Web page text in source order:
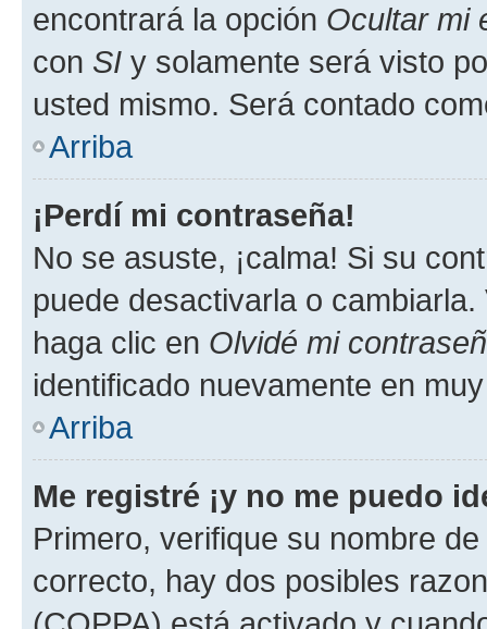
encontrará la opción Ocultar mi
con SI y solamente será visto
usted mismo. Será contado
Arriba
¡Perdí mi contraseña!
No se asuste, ¡calma! Si su
puede desactivarla o
haga clic en Olvidé mi
identificado nuevamente en
Arriba
Me registré ¡y no me puedo
Primero, verifique su nombre
correcto, hay dos posibles